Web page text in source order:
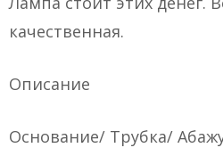
качественная.
Описание
Основание/ Трубка/